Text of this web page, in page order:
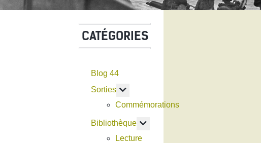
CATÉGORIES
Blog 44
Sorties
En savoir plus : Sorties
Commémorations
Bibliothèque
En savoir plus : Bibliothèque
Lecture